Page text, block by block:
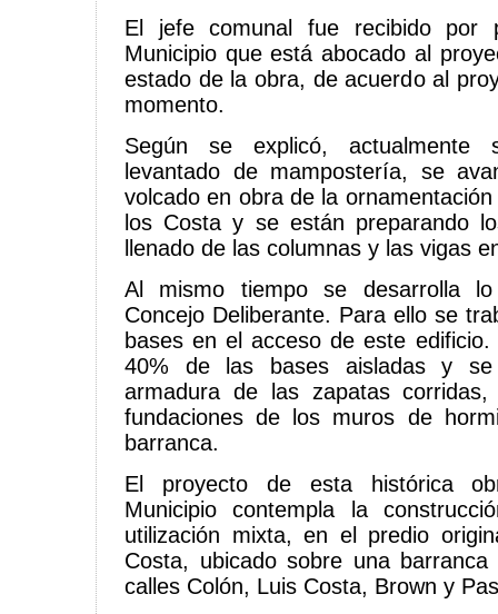
El jefe comunal fue recibido por
Municipio que está abocado al
estado de la obra, de acuerdo al
momento.
Según se explicó,
levantado de mampostería, se
volcado en obra de la
los Costa y se están preparando
llenado de las columnas y las vigas
Al mismo tiempo se desarrolla
Concejo Deliberante. Para ello se
bases en el acceso de este
40% de las bases aisladas y
armadura de las zapatas
fundaciones de los muros de
barranca.
El proyecto de esta histórica
Municipio contempla la
utilización mixta, en el predio
Costa, ubicado sobre una
calles Colón, Luis Costa, Brown y